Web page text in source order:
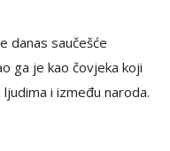
danas saučešće
ga je kao čovjeka koji
i između naroda.